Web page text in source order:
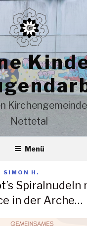
Nettetal
Menü
SIMON H.
Spiralnudeln
in der Arche…